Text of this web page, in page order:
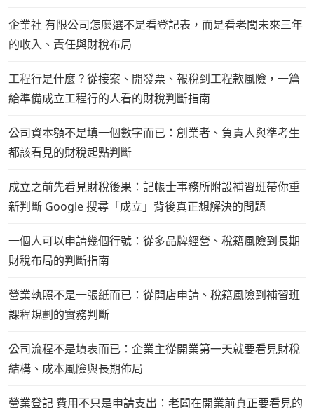
企業社 有限公司怎麼選不是看登記表，而是看老闆未來三年
的收入、責任與財稅布局
工程行是什麼？從接案、開發票、報稅到工程款風險，一篇
給準備成立工程行的人看的財稅判斷指南
公司資本額不是填一個數字而已：創業者、負責人與準考生
都該看見的財稅起點判斷
成立之前先看見財稅後果：記帳士事務所附設補習班帶你重
新判斷 Google 搜尋「成立」背後真正想解決的問題
一個人可以申請幾個行號：從多品牌經營、稅籍風險到長期
財稅布局的判斷指南
營業執照不是一張紙而已：從開店申請、稅籍風險到補習班
課程規劃的實務判斷
公司流程不是填表而已：企業主從開業第一天就要看見財稅
結構、成本風險與長期佈局
營業登記 費用不只是申請支出：老闆在開業前真正要看見的